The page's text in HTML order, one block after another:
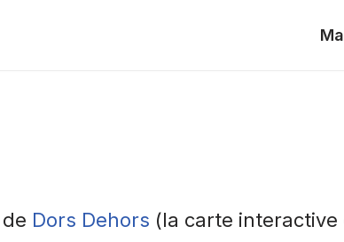
Dors Dehors (la carte